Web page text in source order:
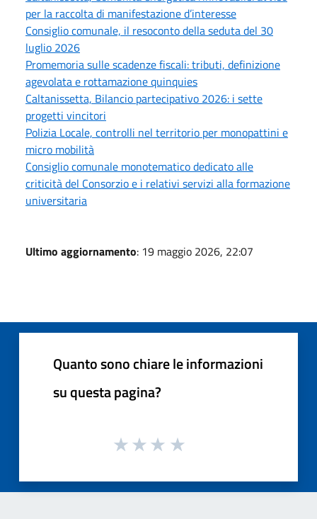
per la raccolta di manifestazione d’interesse
Consiglio comunale, il resoconto della seduta del 30
luglio 2026
Promemoria sulle scadenze fiscali: tributi, definizione
agevolata e rottamazione quinquies
Caltanissetta, Bilancio partecipativo 2026: i sette
progetti vincitori
Polizia Locale, controlli nel territorio per monopattini e
micro mobilità
Consiglio comunale monotematico dedicato alle
criticità del Consorzio e i relativi servizi alla formazione
universitaria
Ultimo aggiornamento: 19 maggio 2026, 22:07
Quanto sono chiare le informazioni
su questa pagina?